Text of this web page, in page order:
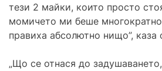
тези 2 майки, които просто
момичето ми беше
правиха абсолютно нищо”,
„Що се отнася до